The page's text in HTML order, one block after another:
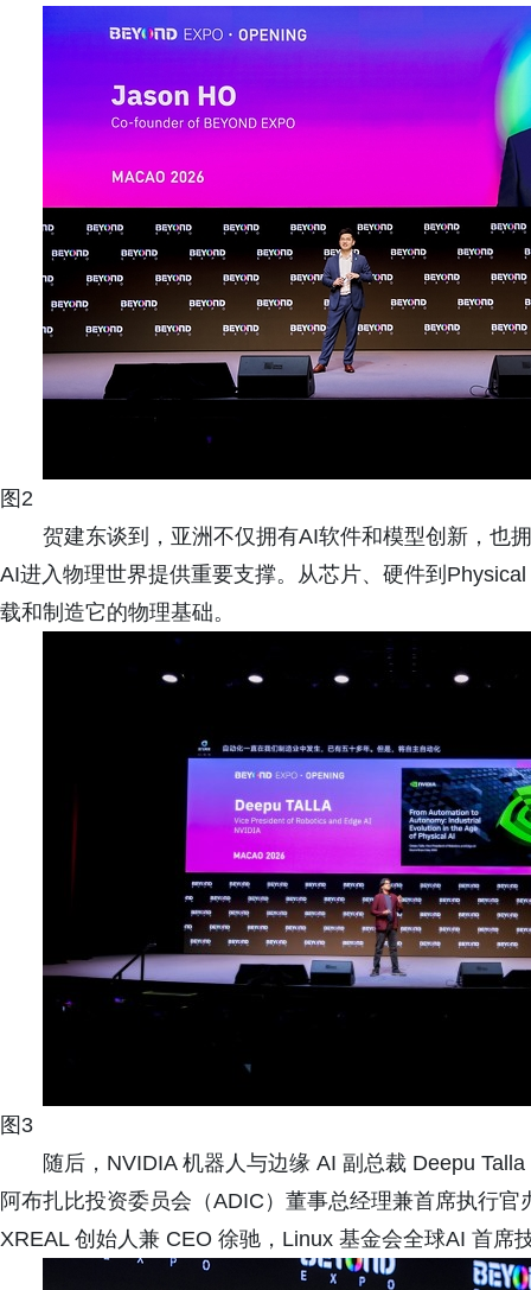
图2
贺建东谈到，亚洲不仅拥有AI软件和模型创新，也
AI进入物理世界提供重要支撑。从芯片、硬件到
载和制造它的物理基础。
图3
随后，NVIDIA 机器人与边缘 AI 副总裁 Deepu
阿布扎比投资委员会（ADIC）董事总经理兼首席执行
XREAL 创始人兼 CEO 徐驰，Linux 基金会全球AI 首席